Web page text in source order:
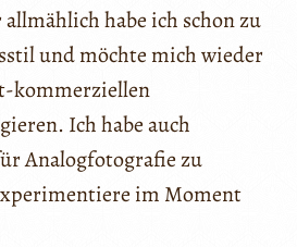
habe ich schon zu
und möchte mich wieder
kommerziellen
Ich habe auch
Analogfotografie zu
im Moment